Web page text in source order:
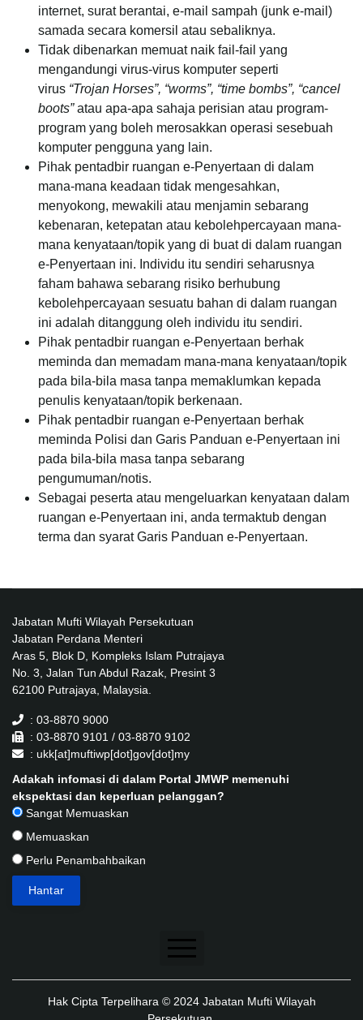
internet, surat berantai, e-mail sampah (junk e-mail)
samada secara komersil atau sebaliknya.
Tidak dibenarkan memuat naik fail-fail yang
mengandungi virus-virus komputer seperti
virus “Trojan Horses”, “worms”, “time bombs”, “cancel
boots”atau apa-apa sahaja perisian atau program-
program yang boleh merosakkan operasi sesebuah
komputer pengguna yang lain.
Pihak pentadbir ruangan e-Penyertaan di dalam
mana-mana keadaan tidak mengesahkan,
menyokong, mewakili atau menjamin sebarang
kebenaran, ketepatan atau kebolehpercayaan mana-
mana kenyataan/topik yang di buat di dalam ruangan
e-Penyertaan ini. Individu itu sendiri seharusnya
faham bahawa sebarang risiko berhubung
kebolehpercayaan sesuatu bahan di dalam ruangan
ini adalah ditanggung oleh individu itu sendiri.
Pihak pentadbir ruangan e-Penyertaan berhak
meminda dan memadam mana-mana kenyataan/topik
pada bila-bila masa tanpa memaklumkan kepada
penulis kenyataan/topik berkenaan.
Pihak pentadbir ruangan e-Penyertaan berhak
meminda Polisi dan Garis Panduan e-Penyertaan ini
pada bila-bila masa tanpa sebarang
pengumuman/notis.
Sebagai peserta atau mengeluarkan kenyataan dalam
ruangan e-Penyertaan ini, anda termaktub dengan
terma dan syarat Garis Panduan e-Penyertaan.
Jabatan Mufti Wilayah Persekutuan
Jabatan Perdana Menteri
Aras 5, Blok D, Kompleks Islam Putrajaya
No. 3, Jalan Tun Abdul Razak, Presint 3
62100 Putrajaya, Malaysia.
: 03-8870 9000
: 03-8870 9101 / 03-8870 9102
: ukk[at]muftiwp[dot]gov[dot]my
Adakah infomasi di dalam Portal JMWP memenuhi
ekspektasi dan keperluan pelanggan?
Sangat Memuaskan
Memuaskan
Perlu Penambahbaikan
Penafian
Dasar Keselamatan
Hak Cipta Terpelihara © 2024 Jabatan Mufti Wilayah